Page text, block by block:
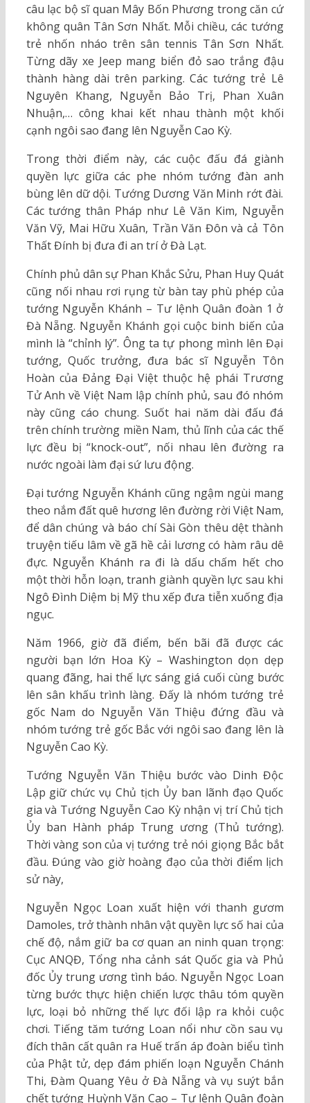
câu lạc bộ sĩ quan Mây Bốn Phương trong căn cứ
không quân Tân Sơn Nhất. Mỗi chiều, các tướng
trẻ nhốn nháo trên sân tennis Tân Sơn Nhất.
Từng dãy xe Jeep mang biển đỏ sao trắng đậu
thành hàng dài trên parking. Các tướng trẻ Lê
Nguyên Khang, Nguyễn Bảo Trị, Phan Xuân
Nhuận,… công khai kết nhau thành một khối
cạnh ngôi sao đang lên Nguyễn Cao Kỳ.
Trong thời điểm này, các cuộc đấu đá giành
quyền lực giữa các phe nhóm tướng đàn anh
bùng lên dữ dội. Tướng Dương Văn Minh rớt đài.
Các tướng thân Pháp như Lê Văn Kim, Nguyễn
Văn Vỹ, Mai Hữu Xuân, Trần Văn Đôn và cả Tôn
Thất Đính bị đưa đi an trí ở Đà Lạt.
Chính phủ dân sự Phan Khắc Sửu, Phan Huy Quát
cũng nối nhau rơi rụng từ bàn tay phù phép của
tướng Nguyễn Khánh – Tư lệnh Quân đoàn 1 ở
Đà Nẵng. Nguyễn Khánh gọi cuộc binh biến của
mình là “chỉnh lý”. Ông ta tự phong mình lên Đại
tướng, Quốc trưởng, đưa bác sĩ Nguyễn Tôn
Hoàn của Đảng Đại Việt thuộc hệ phái Trương
Tử Anh về Việt Nam lập chính phủ, sau đó nhóm
này cũng cáo chung. Suốt hai năm dài đấu đá
trên chính trường miền Nam, thủ lĩnh của các thế
lực đều bị “knock-out”, nối nhau lên đường ra
nước ngoài làm đại sứ lưu động.
Đại tướng Nguyễn Khánh cũng ngậm ngùi mang
theo nắm đất quê hương lên đường rời Việt Nam,
để dân chúng và báo chí Sài Gòn thêu dệt thành
truyện tiếu lâm về gã hề cải lương có hàm râu dê
đực. Nguyễn Khánh ra đi là dấu chấm hết cho
một thời hỗn loạn, tranh giành quyền lực sau khi
Ngô Đình Diệm bị Mỹ thu xếp đưa tiễn xuống địa
ngục.
Năm 1966, giờ đã điểm, bến bãi đã được các
người bạn lớn Hoa Kỳ – Washington dọn dẹp
quang đãng, hai thế lực sáng giá cuối cùng bước
lên sân khấu trình làng. Đấy là nhóm tướng trẻ
gốc Nam do Nguyễn Văn Thiệu đứng đầu và
nhóm tướng trẻ gốc Bắc với ngôi sao đang lên là
Nguyễn Cao Kỳ.
Tướng Nguyễn Văn Thiệu bước vào Dinh Độc
Lập giữ chức vụ Chủ tịch Ủy ban lãnh đạo Quốc
gia và Tướng Nguyễn Cao Kỳ nhận vị trí Chủ tịch
Ủy ban Hành pháp Trung ương (Thủ tướng).
Thời vàng son của vị tướng trẻ nói giọng Bắc bắt
đầu. Đúng vào giờ hoàng đạo của thời điểm lịch
sử này,
Nguyễn Ngọc Loan xuất hiện với thanh gươm
Damoles, trở thành nhân vật quyền lực số hai của
chế độ, nắm giữ ba cơ quan an ninh quan trọng:
Cục ANQĐ, Tổng nha cảnh sát Quốc gia và Phủ
đốc Ủy trung ương tình báo. Nguyễn Ngọc Loan
từng bước thực hiện chiến lược thâu tóm quyền
lực, loại bỏ những thế lực đối lập ra khỏi cuộc
chơi. Tiếng tăm tướng Loan nổi như cồn sau vụ
đích thân cất quân ra Huế trấn áp đoàn biểu tình
của Phật tử, dẹp đám phiến loạn Nguyễn Chánh
Thi, Đàm Quang Yêu ở Đà Nẵng và vụ suýt bắn
chết tướng Huỳnh Văn Cao – Tư lệnh Quân đoàn